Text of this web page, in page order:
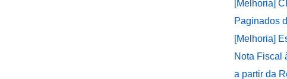
[Melhoria]
Paginados
[Melhoria]
Nota Fiscal
a partir da